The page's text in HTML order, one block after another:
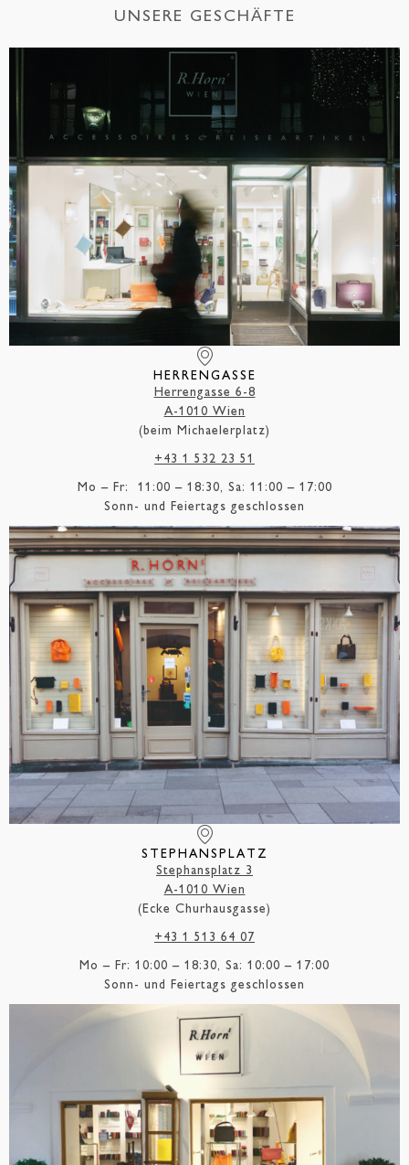
UNSERE GESCHÄFTE
HERRENGASSE
Herrengasse 6-8
A-1010 Wien
(beim Michaelerplatz)
+43 1 532 23 51
Mo – Fr: 11:00 – 18:30, Sa: 11:00 – 17:00
Sonn- und Feiertags geschlossen
STEPHANSPLATZ
Stephansplatz 3
A-1010 Wien
(Ecke Churhausgasse)
+43 1 513 64 07
Mo – Fr: 10:00 – 18:30, Sa: 10:00 – 17:00
Sonn- und Feiertags geschlossen